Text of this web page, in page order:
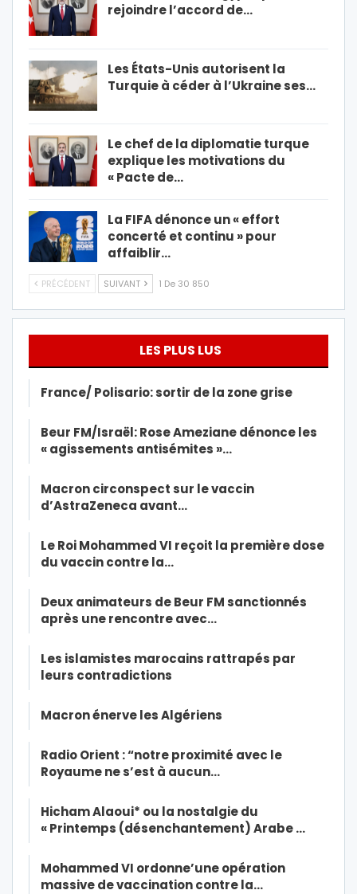
rejoindre l’accord de…
Les États-Unis autorisent la
Turquie à céder à l’Ukraine ses…
Le chef de la diplomatie turque
explique les motivations du
« Pacte de…
La FIFA dénonce un « effort
concerté et continu » pour
affaiblir…
PRÉCÉDENT SUIVANT 1 De 30 850
LES PLUS LUS
France/ Polisario: sortir de la zone grise
Beur FM/Israël: Rose Ameziane dénonce les
« agissements antisémites »…
Macron circonspect sur le vaccin
d’AstraZeneca avant…
Le Roi Mohammed VI reçoit la première dose
du vaccin contre la…
Deux animateurs de Beur FM sanctionnés
après une rencontre avec…
Les islamistes marocains rattrapés par
leurs contradictions
Macron énerve les Algériens
Radio Orient : “notre proximité avec le
Royaume ne s’est à aucun…
Hicham Alaoui* ou la nostalgie du
« Printemps (désenchantement) Arabe …
Mohammed VI ordonne’une opération
massive de vaccination contre la…